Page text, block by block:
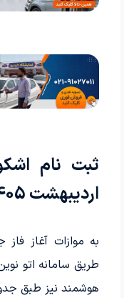
ثبت نام
اردیبهشت 1405
به موازات آغاز
طریق سامانه اتو
هوشمند نیز طبق